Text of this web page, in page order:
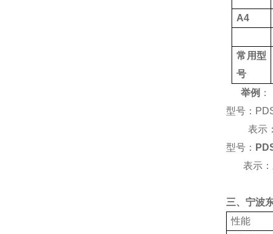
A4
常用型
号
举例 ：
型号：
表示
型号：
表示
三、宁波
性能